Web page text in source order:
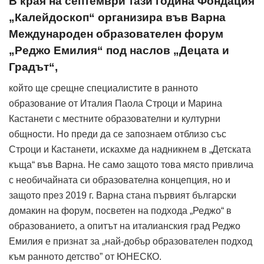
„Калейдоскоп“ организира във Варна
Международен образователен форум
„Реджо Емилия“ под наслов „Децата и
Градът“,
който ще срещне специалистите в ранното
образование от Италия Паола Строци и Марина
Кастанети с местните образователни и културни
общности. Но преди да се запознаем отблизо със
Строци и Кастанети, искахме да надникнем в „Детската
къща“ във Варна. Не само защото това място привлича
с необичайната си образователна концепция, но и
защото през 2019 г. Варна стана първият български
домакин на форум, посветен на подхода „Реджо“ в
образованието, а опитът на италианския град Реджо
Емилия е признат за „най-добър образователен подход
към ранното детство” от ЮНЕСКО.